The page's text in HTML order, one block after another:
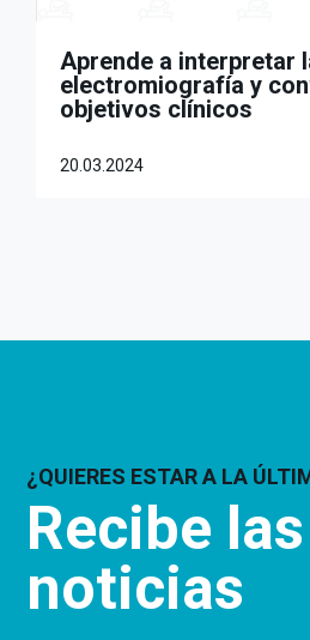
Aprende a interpretar
electromiografía y
objetivos clínicos
20.03.2024
¿QUIERES ESTAR A LA
Recibe
noticias